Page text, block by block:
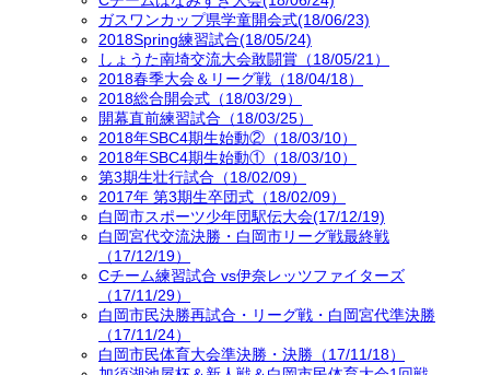
ガスワンカップ県学童開会式(18/06/23)
2018Spring練習試合(18/05/24)
しょうた南埼交流大会敢闘賞（18/05/21）
2018春季大会＆リーグ戦（18/04/18）
2018総合開会式（18/03/29）
開幕直前練習試合（18/03/25）
2018年SBC4期生始動②（18/03/10）
2018年SBC4期生始動①（18/03/10）
第3期生壮行試合（18/02/09）
2017年 第3期生卒団式（18/02/09）
白岡市スポーツ少年団駅伝大会(17/12/19)
白岡宮代交流決勝・白岡市リーグ戦最終戦
（17/12/19）
Cチーム練習試合 vs伊奈レッツファイターズ
（17/11/29）
白岡市民決勝再試合・リーグ戦・白岡宮代準決勝
（17/11/24）
白岡市民体育大会準決勝・決勝（17/11/18）